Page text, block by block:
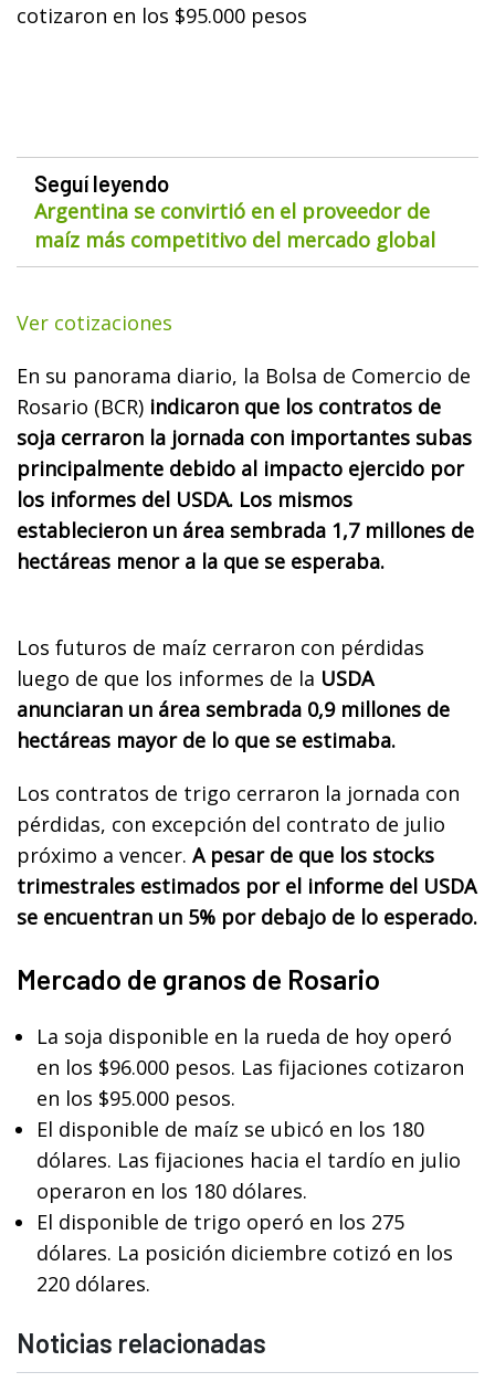
cotizaron en los $95.000 pesos
Seguí leyendo
Argentina se convirtió en el proveedor de
maíz más competitivo del mercado global
Ver cotizaciones
En su panorama diario, la Bolsa de Comercio de
Rosario (BCR) indicaron que los contratos de
soja cerraron la jornada con importantes subas
principalmente debido al impacto ejercido por
los informes del USDA. Los mismos
establecieron un área sembrada 1,7 millones de
hectáreas menor a la que se esperaba.
Los futuros de maíz cerraron con pérdidas
luego de que los informes de la USDA
anunciaran un área sembrada 0,9 millones de
hectáreas mayor de lo que se estimaba.
Los contratos de trigo cerraron la jornada con
pérdidas, con excepción del contrato de julio
próximo a vencer. A pesar de que los stocks
trimestrales estimados por el informe del USDA
se encuentran un 5% por debajo de lo esperado.
Mercado de granos de Rosario
La soja disponible en la rueda de hoy operó
en los $96.000 pesos. Las fijaciones cotizaron
en los $95.000 pesos.
El disponible de maíz se ubicó en los 180
dólares. Las fijaciones hacia el tardío en julio
operaron en los 180 dólares.
El disponible de trigo operó en los 275
dólares. La posición diciembre cotizó en los
220 dólares.
Noticias relacionadas